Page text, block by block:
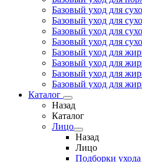
Базовый уход для
Базовый уход для
Базовый уход для
Базовый уход для
Базовый уход для
Базовый уход для
Базовый уход для
Базовый уход для
Каталог
Назад
Каталог
Лицо
Назад
Лицо
Подборки